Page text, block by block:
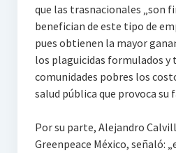
que las trasnacionales „son
benefician de este tipo de
pues obtienen la mayor
los plaguicidas formulados y
comunidades pobres los
salud pública que provoca su
Por su parte, Alejandro
Greenpeace México, señaló: